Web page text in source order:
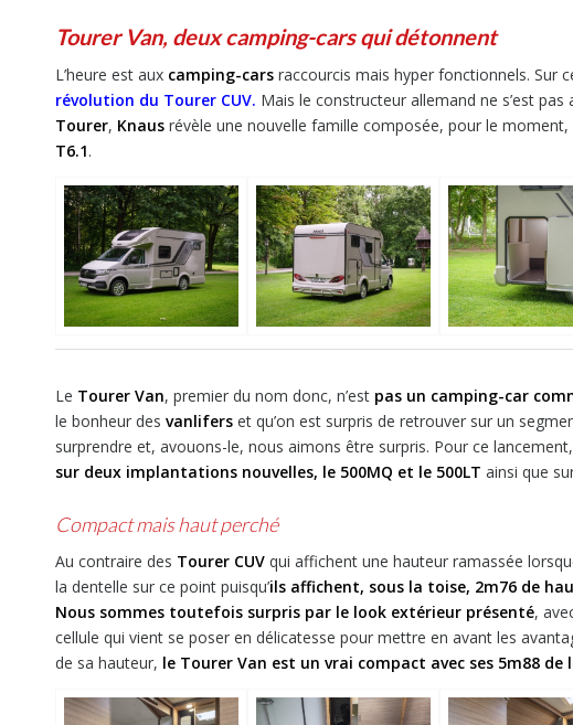
Tourer Van, deux camping-cars qui détonnent
L’heure est aux camping-cars raccourcis mais hyper fonctionnels. Sur
révolution du Tourer CUV. Mais le constructeur allemand ne s’est
Tourer, Knaus révèle une nouvelle famille composée, pour le
T6.1.
Le Tourer Van, premier du nom donc, n’est pas un camping-car
le bonheur des vanlifers et qu’on est surpris de retrouver sur un
surprendre et, avouons-le, nous aimons être surpris. Pour ce
sur deux implantations nouvelles, le 500MQ et le 500LT ainsi que
Compact mais haut perché
Au contraire des Tourer CUV qui affichent une hauteur ramassée
la dentelle sur ce point puisqu’ils affichent, sous la toise, 2m76 de
Nous sommes toutefois surpris par le look extérieur présenté,
cellule qui vient se poser en délicatesse pour mettre en avant les
de sa hauteur, le Tourer Van est un vrai compact avec ses 5m88